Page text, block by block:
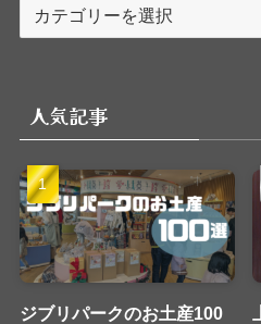
ー人気記事
ジブリパークのお土産100